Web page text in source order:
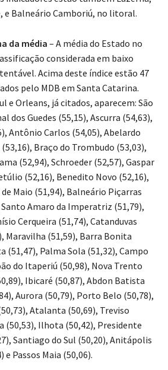
e Balneário Camboriú, no litoral.
da média – A média do Estado no
considerada em baixo
Acima deste índice estão 47
pelo MDB em Santa Catarina.
e Orleans, já citados, aparecem: São
dos Guedes (55,15), Ascurra (54,63),
Antônio Carlos (54,05), Abelardo
Braço do Trombudo (53,03),
(52,94), Schroeder (52,57), Gaspar
(52,16), Benedito Novo (52,16),
Maio (51,94), Balneário Piçarras
Amaro da Imperatriz (51,79),
Cerqueira (51,74), Catanduvas
Maravilha (51,59), Barra Bonita
(51,47), Palma Sola (51,32), Campo
do Itaperiú (50,98), Nova Trento
Ibicaré (50,87), Abdon Batista
Aurora (50,79), Porto Belo (50,78),
Atalanta (50,69), Treviso
(50,53), Ilhota (50,42), Presidente
Santiago do Sul (50,20), Anitápolis
Passos Maia (50,06).